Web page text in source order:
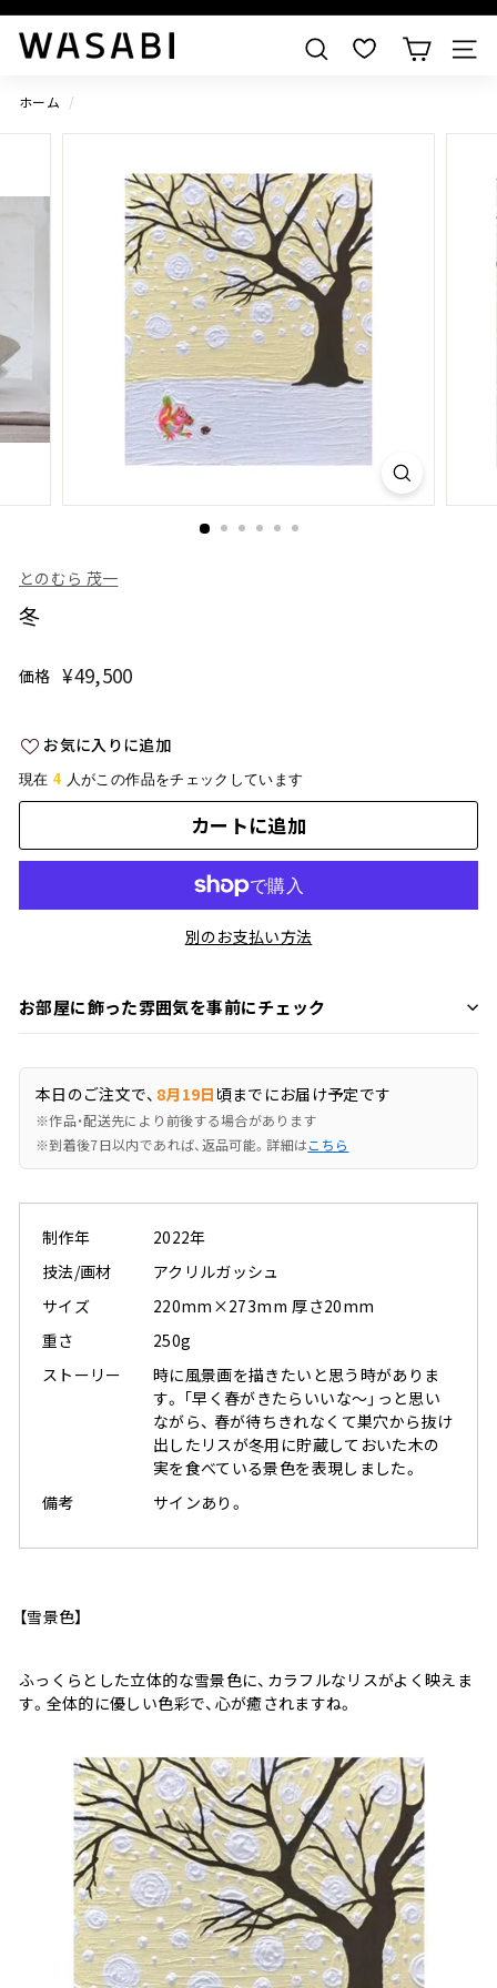
すべての作品を見る
W
S
A
I
検索
ホーム /
とのむら 茂一
冬
価格
通
格
¥49,500
お気に入りに追加
現在 4 人がこの作品をチェックしています
カートに追加
別のお支払い方法
お部屋に飾った雰囲気を事前にチェック
本日のご注文で、 8月19日 頃までにお届け予定です
※作品・配送先により前後する場合があります
※到着後7日以内であれば、返品可能。詳細はこちら
制作年
2022年
技法/画材
アクリルガッシュ
サイズ
220mm×273mm 厚さ20mm
重さ
250g
ストーリー
時に風景画を描きたいと思う時がありま
す。 ｢早く春がきたらいいな〜」っと思い
ながら、 春が待ちきれなくて巣穴から抜け
出したリスが冬用に貯蔵しておいた木の
実を食べている景色を表現しました。
備考
サインあり。
【雪景色】
ふっくらとした立体的な雪景色に、カラフルなリスがよく映えま
す。全体的に優しい色彩で、心が癒されますね。